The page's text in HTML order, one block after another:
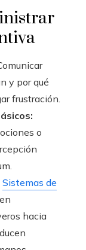
y por qué
frustración.
o
Sistemas de
hacia